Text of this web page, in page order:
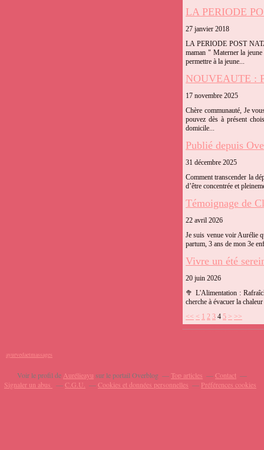
LA PERIODE
27 janvier 2018
LA PERIODE POST
maman " Materner la
permettre à la jeune...
NOUVEAUTE :
17 novembre 2025
Chère communauté, Je
pouvez dès à présent
domicile...
Publié depuis
31 décembre 2025
Comment transcender la
d’être concentrée et
Témoignage de
22 avril 2026
Je suis venue voir Aurélie
partum, 3 ans de mon 3e
Vivre un été
20 juin 2026
🥦 L'Alimentation :
cherche à évacuer la
<< < 1 2 3 4 5 > >>
ayurvedaetmassages
Voir le profil de Aurélieayu sur le portail Overblog Top articles
Contact
Signaler un abus
C.G.U. Cookies et données personnelles Préférences cookies